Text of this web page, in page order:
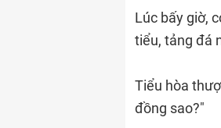
Lúc bấy giờ,
tiểu, tảng đá
Tiểu hòa
đồng sao?"